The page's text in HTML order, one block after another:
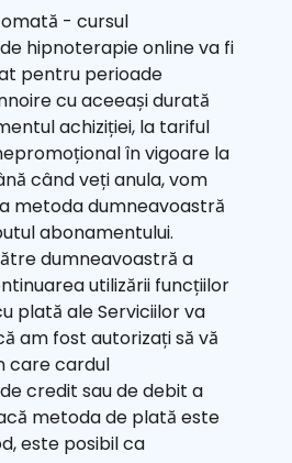
- cursul
hipnoterapie online va fi
pentru perioade
cu aceeași durată
achiziției, la tariful
în vigoare la
când veți anula, vom
metoda dumneavoastră
abonamentului.
dumneavoastră a
utilizării funcțiilor
plată ale Serviciilor va
am fost autorizați să vă
care cardul
credit sau de debit a
metoda de plată este
este posibil ca